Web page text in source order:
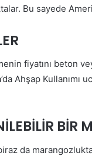
Bu sayede
fiyatını beton
Ahşap
BİR
da